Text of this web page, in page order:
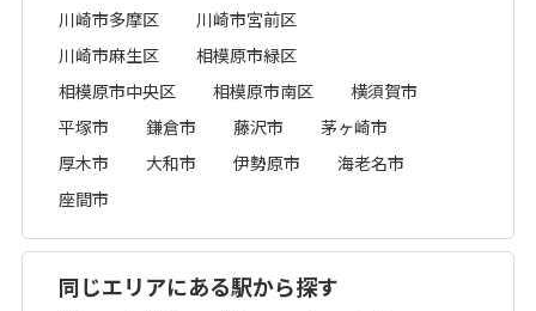
川崎市多摩区
川崎市宮前区
川崎市麻生区
相模原市緑区
相模原市中央区
相模原市南区
横須賀市
平塚市
鎌倉市 藤沢市
茅ヶ崎市
厚木市
大和市 伊勢原市
海老名市
座間市
同じエリアにある駅から探す